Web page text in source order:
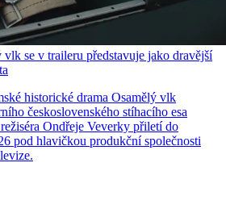
vlk se v traileru představuje jako dravější
historické drama Osamělý vlk
československého stíhacího esa
Ondřeje Veverky přiletí do
pod hlavičkou produkční společnosti